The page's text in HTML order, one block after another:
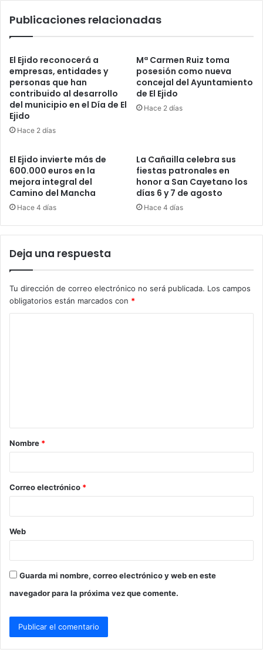
Publicaciones relacionadas
El Ejido reconocerá a
empresas, entidades y
personas que han
contribuido al desarrollo
del municipio en el Día de El
Ejido
Hace 2 días
Mª Carmen Ruiz toma
posesión como nueva
concejal del Ayuntamiento
de El Ejido
Hace 2 días
El Ejido invierte más de
600.000 euros en la
mejora integral del
Camino del Mancha
Hace 4 días
La Cañailla celebra sus
fiestas patronales en
honor a San Cayetano los
días 6 y 7 de agosto
Hace 4 días
Deja una respuesta
Tu dirección de correo electrónico no será publicada. Los campos
obligatorios están marcados con *
a
r
*
Nombre *
Correo electrónico *
Web
Guarda mi nombre, correo electrónico y web en este
navegador para la próxima vez que comente.